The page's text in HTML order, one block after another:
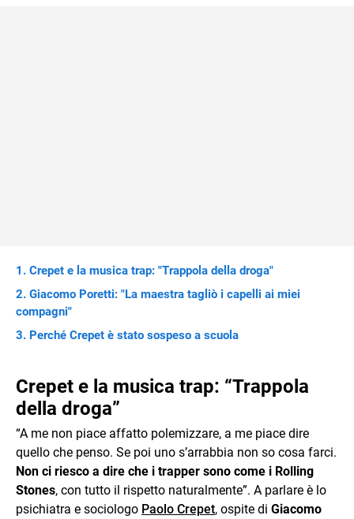
Crepet e la musica trap: "Trappola della droga"
Giacomo Poretti: "La maestra tagliò i capelli ai miei
compagni"
Perché Crepet è stato sospeso a scuola
Crepet e la musica trap: “Trappola
della droga”
“A me non piace affatto polemizzare, a me piace dire
quello che penso. Se poi uno s’arrabbia non so cosa farci.
Non ci riesco a dire che i trapper sono come i Rolling
Stones, con tutto il rispetto naturalmente”. A parlare è lo
psichiatra e sociologo Paolo Crepet, ospite di Giacomo